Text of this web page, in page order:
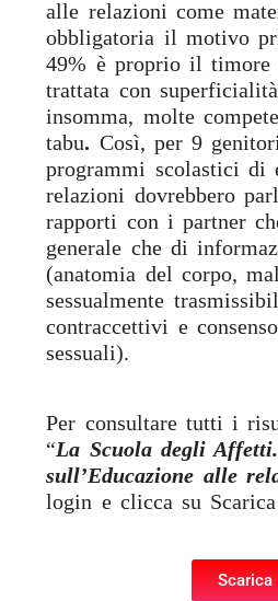
alle relazioni come
obbligatoria il motivo
49% è proprio il timore
trattata con
insomma, molte
tabu. Così, per 9
programmi scolastici di
relazioni dovrebbero
rapporti con i partner
generale che di
(anatomia del corpo,
sessualmente
contraccettivi e
sessuali).
Per consultare tutti i
“La Scuola degli
sull’Educazione alle
login e clicca su Scarica
Scarica